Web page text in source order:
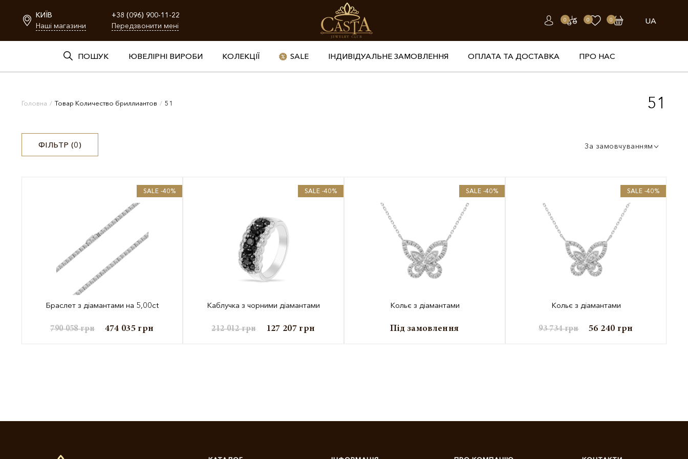
КИЇВ
Наші магазини
+38 (096) 900-11-22
Передзвонити мені
0 0 0 UA
ПОШУК ЮВЕЛІРНІ ВИРОБИ КОЛЕКЦІЇ SALE ІНДИВІДУАЛЬНЕ ЗАМОВЛЕННЯ ОПЛАТА ТА ДОСТАВКА ПРО НАС
Головна / Товар Количество бриллиантов / 51 51
ФІЛЬТР (0) За замовчуванням
SALE -40%
Браслет з діамантами на 5,00ct
790 058грн 474 035грн
SALE -40%
Каблучка з чорними діамантами
212 012грн 127 207грн
SALE -40%
Кольє з діамантами
Під замовлення
SALE -40%
Кольє з діамантами
93 734грн 56 240 грн